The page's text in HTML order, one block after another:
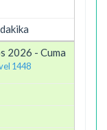
2026 - Cuma
1448